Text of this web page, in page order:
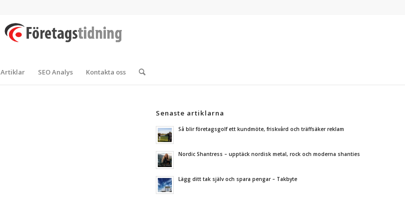
Artiklar SEO Analys Kontakta oss
Senaste artiklarna
Så blir företagsgolf ett kundmöte, friskvård och träffsäker reklam
Nordic Shantress – upptäck nordisk metal, rock och moderna shanties
Lägg ditt tak själv och spara pengar – Takbyte